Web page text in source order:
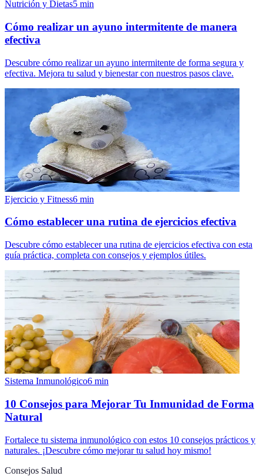
Nutrición y Dietas5 min
Cómo realizar un ayuno intermitente de manera
efectiva
Descubre cómo realizar un ayuno intermitente de forma segura y
efectiva. Mejora tu salud y bienestar con nuestros pasos clave.
Ejercicio y Fitness6 min
Cómo establecer una rutina de ejercicios efectiva
Descubre cómo establecer una rutina de ejercicios efectiva con esta
guía práctica, completa con consejos y ejemplos útiles.
Sistema Inmunológico6 min
10 Consejos para Mejorar Tu Inmunidad de Forma
Natural
Fortalece tu sistema inmunológico con estos 10 consejos prácticos y
naturales. ¡Descubre cómo mejorar tu salud hoy mismo!
Consejos Salud